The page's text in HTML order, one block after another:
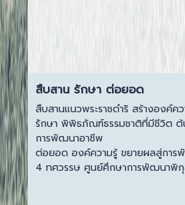
สืบสาน รักษา ต่อยอด
สืบสานแนวพระราชดำริ สร้างองค์ค
รักษา พิพิธภัณฑ์ธรรมชาติที่มีชีวิต ต้
การพัฒนาอาชีพ
ต่อยอด องค์ความรู้ ขยายผลสู่การ
4 ทศวรรษ ศูนย์ศึกษาการพัฒนาพิ